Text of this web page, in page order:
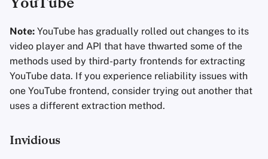
YouTube
Note: YouTube has gradually rolled out changes to its
video player and API that have thwarted some of the
methods used by third-party frontends for extracting
YouTube data. If you experience reliability issues with
one YouTube frontend, consider trying out another that
uses a different extraction method.
Invidious